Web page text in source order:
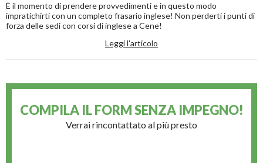
È il momento di prendere provvedimenti e in questo modo
impratichirti con un completo frasario inglese! Non perderti i punti di
forza delle sedi con corsi di inglese a Cene!
Leggi l'articolo
COMPILA IL FORMSENZA IMPEGNO!
Verrai rincontattato al più presto